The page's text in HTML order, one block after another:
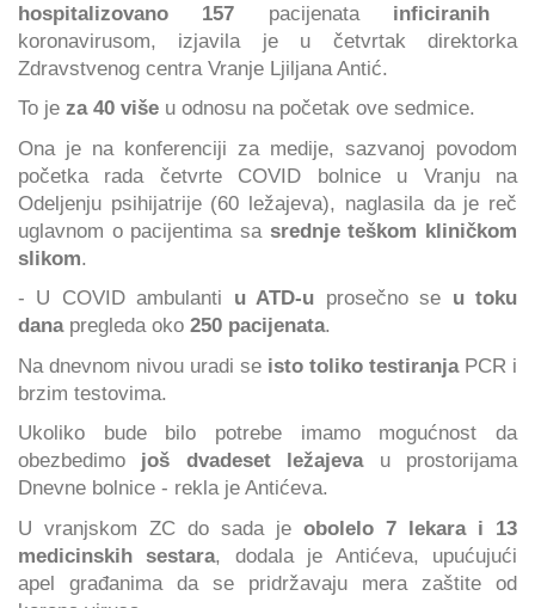
hospitalizovano 157 pacijenata inficiranih
koronavirusom, izjavila je u četvrtak direktorka
Zdravstvenog centra Vranje Ljiljana Antić.
To je za 40 više u odnosu na početak ove sedmice.
Ona je na konferenciji za medije, sazvanoj povodom
početka rada četvrte COVID bolnice u Vranju na
Odeljenju psihijatrije (60 ležajeva), naglasila da je reč
uglavnom o pacijentima sa srednje teškom kliničkom
slikom.
- U COVID ambulanti u ATD-u prosečno se u toku
danapregleda oko 250 pacijenata.
Na dnevnom nivou uradi se isto toliko testiranjaPCR i
brzim testovima.
Ukoliko bude bilo potrebe imamo mogućnost da
obezbedimo još dvadeset ležajevau prostorijama
Dnevne bolnice - rekla je Antićeva.
U vranjskom ZC do sada je obolelo 7 lekara i 13
medicinskih sestara, dodala je Antićeva, upućujući
apel građanima da se pridržavaju mera zaštite od